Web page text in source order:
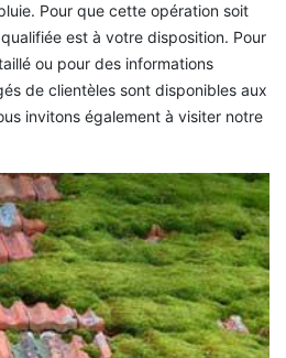
Pour que cette opération soit
est à votre disposition. Pour
ou pour des informations
de clientèles sont disponibles aux
invitons également à visiter notre